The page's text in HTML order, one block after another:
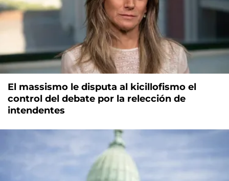
El massismo le disputa al kicillofismo el
control del debate por la relección de
intendentes